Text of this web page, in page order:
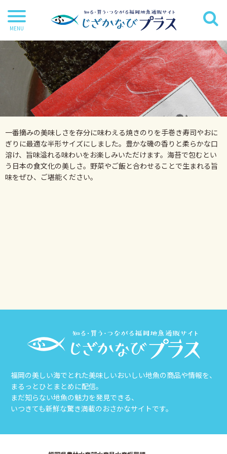
干物
丸魚
切り身
茶漬け・炊き込み等
鍋・麺類
海苔
海藻
一番摘みの美味しさを存分に味わえる焼きのりを手巻き寿司やおに
ぎりに最適な半形サイズにしました。豊かな磯の香りと柔らかな口
溶け、旨味溢れる味わいをお楽しみいただけます。海苔で包むとい
う日本の食文化の美しさ。野菜やご飯と合わせることで生まれる旨
味をぜひ、ご堪能ください。
福岡の美しい海でとれた美味しいおいしい地魚の商品や情報を、
まるっとひとまとめに配信。
まだ知らない地魚の魅力を発見できる、
いつきても新鮮な驚き満載のおさかなサイトです。